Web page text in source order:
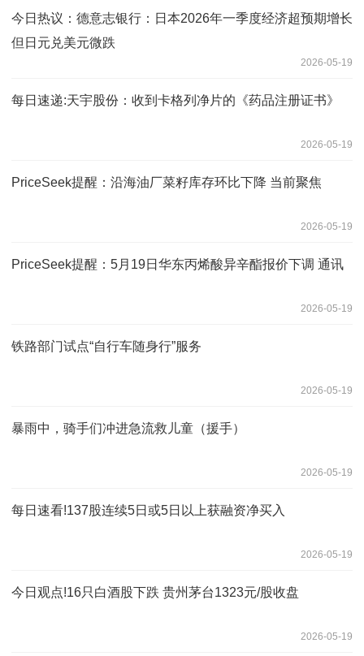
今日热议：德意志银行：日本2026年一季度经济超预期增长
但日元兑美元微跌
2026-05-19
每日速递:天宇股份：收到卡格列净片的《药品注册证书》
2026-05-19
PriceSeek提醒：沿海油厂菜籽库存环比下降 当前聚焦
2026-05-19
PriceSeek提醒：5月19日华东丙烯酸异辛酯报价下调 通讯
2026-05-19
铁路部门试点“自行车随身行”服务
2026-05-19
暴雨中，骑手们冲进急流救儿童（援手）
2026-05-19
每日速看!137股连续5日或5日以上获融资净买入
2026-05-19
今日观点!16只白酒股下跌 贵州茅台1323元/股收盘
2026-05-19